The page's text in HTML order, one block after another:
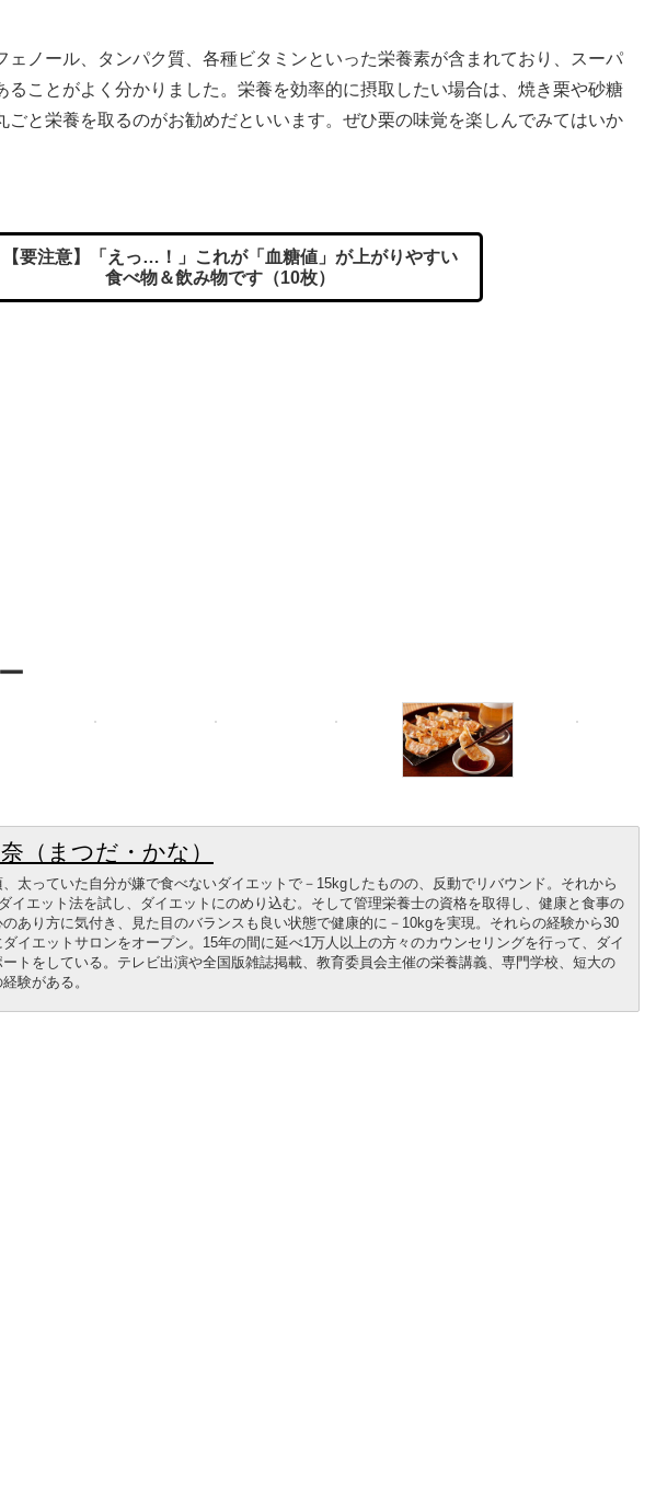
ノール、タンパク質、各種ビタミンといった栄養素が含まれており、スーパ
ることがよく分かりました。栄養を効率的に摂取したい場合は、焼き栗や砂糖
ごと栄養を取るのがお勧めだといいます。ぜひ栗の味覚を楽しんでみてはいか
要注意】「えっ…！」これが「血糖値」が上がりやすい
食べ物＆飲み物です（10枚）
（まつだ・かな）
太っていた自分が嫌で食べないダイエットで－15kgしたものの、反動でリバウンド。それから
イエット法を試し、ダイエットにのめり込む。そして管理栄養士の資格を取得し、健康と食事の
のあり方に気付き、見た目のバランスも良い状態で健康的に－10kgを実現。それらの経験から30
ダイエットサロンをオープン。15年の間に延べ1万人以上の方々のカウンセリングを行って、ダイ
ートをしている。テレビ出演や全国版雑誌掲載、教育委員会主催の栄養講義、専門学校、短大の
験がある。